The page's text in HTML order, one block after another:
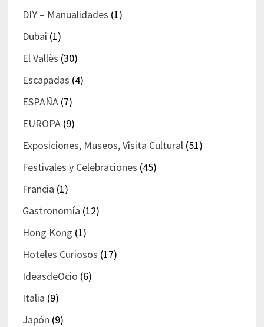
DIY – Manualidades (1)
Dubai (1)
El Vallès (30)
Escapadas (4)
ESPAÑA(7)
EUROPA(9)
Exposiciones, Museos, Visita Cultural(51)
Festivales y Celebraciones (45)
Francia (1)
Gastronomía (12)
Hong Kong (1)
Hoteles Curiosos (17)
IdeasdeOcio (6)
Italia (9)
Japón (9)